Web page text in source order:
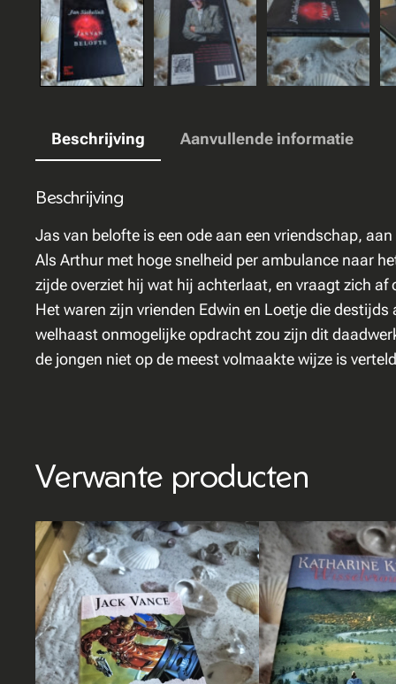
Beschrijving Aanvullende informatie
Beschrijving
Jas van belofte is een ode aan een vriendschap,
Als Arthur met hoge snelheid per ambulance naar
zijde overziet hij wat hij achterlaat, en vraagt zich af
Het waren zijn vrienden Edwin en Loetje die
welhaast onmogelijke opdracht zou zijn dit
de jongen niet op de meest volmaakte wijze is
Verwante producten